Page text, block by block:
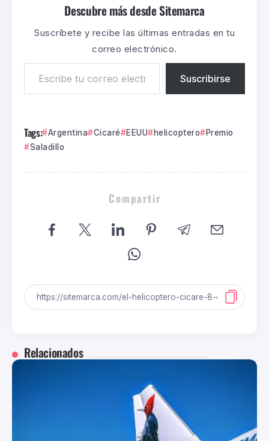
Descubre más desde Sitemarca
Suscríbete y recibe las últimas entradas en tu
correo electrónico.
Suscribirse
Tags: Argentina Cicaré EEUU helicoptero
Premio
Saladillo
Compartir
Relacionados